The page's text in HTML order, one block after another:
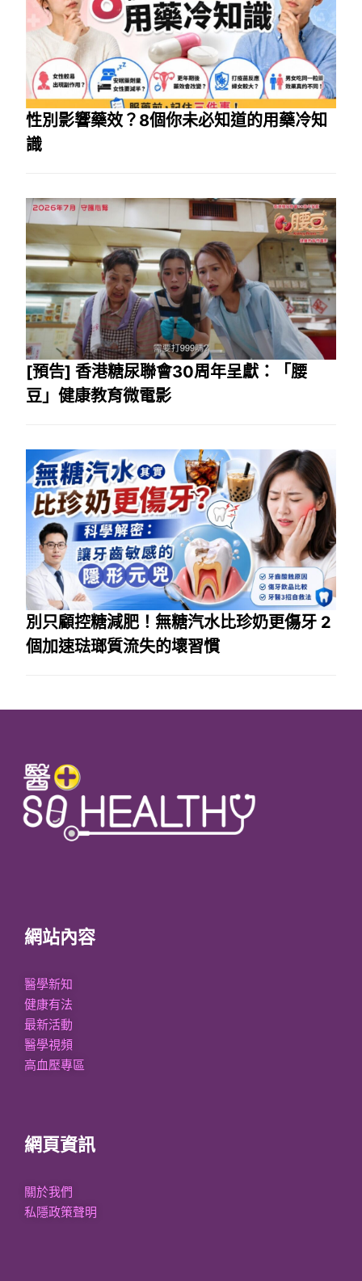
性別影響藥效？8個你未必知道的用藥冷知
識
[預告] 香港糖尿聯會30周年呈獻：「腰
豆」健康教育微電影
別只顧控糖減肥！無糖汽水比珍奶更傷牙 2
個加速琺瑯質流失的壞習慣
網站內容
醫學新知
健康有法
最新活動
醫學視頻
高血壓專區
網頁資訊
關於我們
私隱政策聲明